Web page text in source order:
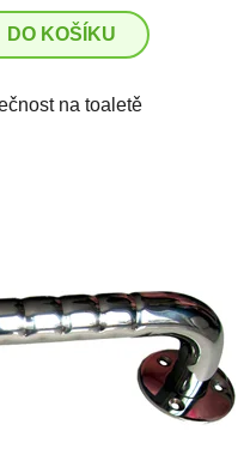
DO KOŠÍKU
na toaletě